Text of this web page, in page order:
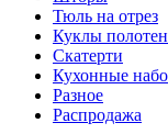
Тюль на отрез
Куклы
Скатерти
Кухонные
Разное
Распродажа